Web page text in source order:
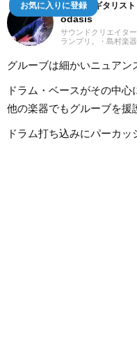
お気に入りに登録作曲家・ギタリスト
odasis
サウンドクリエイタ
ランプリ。・島村楽
グルーブは細かいニュアン
ドラム・ベースがその中心
他の楽器でもグルーブを援
ドラム打ち込みにパーカッ